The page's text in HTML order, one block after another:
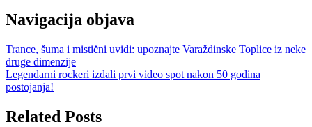
Navigacija objava
Trance, šuma i mistični uvidi: upoznajte Varaždinske Toplice iz neke
druge dimenzije
Legendarni rockeri izdali prvi video spot nakon 50 godina
postojanja!
Related Posts